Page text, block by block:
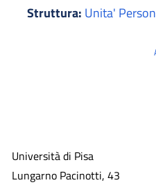
Struttura: Unita'
Università di Pisa
Lungarno Pacinotti, 43